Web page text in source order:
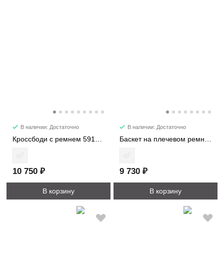
В наличии: Достаточно
Кроссбоди с ремнем 5914-1
10 750 ₽
В корзину
В наличии: Достаточно
Баскет на плечевом ремне с кошельком 6734
9 730 ₽
В корзину